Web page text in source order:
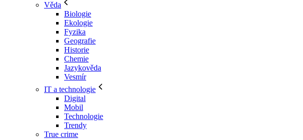
Věda
Biologie
Ekologie
Fyzika
Geografie
Historie
Chemie
Jazykověda
Vesmír
IT a technologie
Digital
Mobil
Technologie
Trendy
True crime